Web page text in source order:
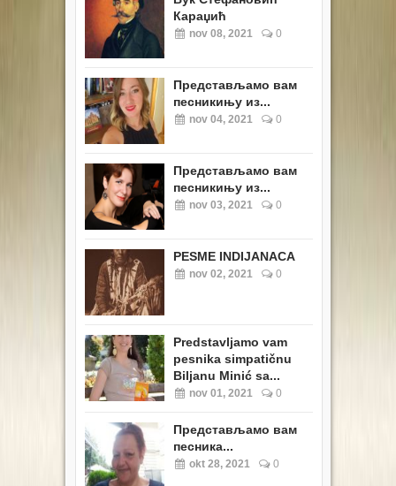
Караџић
nov 08, 2021 0
Представљамо вам
песникињу из...
nov 04, 2021 0
Представљамо вам
песникињу из...
nov 03, 2021 0
PESME INDIJANACA
nov 02, 2021 0
Predstavljamo vam
pesnika simpatičnu
Biljanu Minić sa...
nov 01, 2021 0
Представљамо вам
песника...
okt 28, 2021 0